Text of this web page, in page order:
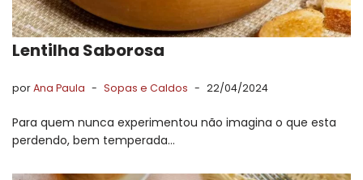
Lentilha Saborosa
porAna Paula Sopas e Caldos 22/04/2024
Para quem nunca experimentou não imagina o que esta
perdendo, bem temperada…